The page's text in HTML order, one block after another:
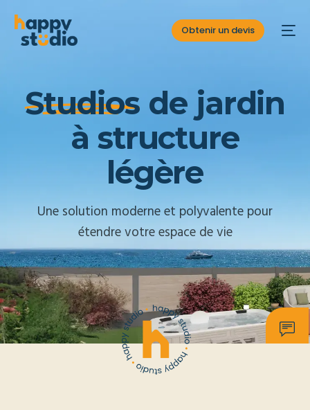
Obtenir un devis
Studios de jardin
à structure
légère
Une solution moderne et polyvalente pour
étendre votre espace de vie